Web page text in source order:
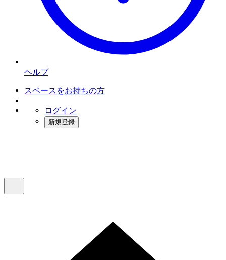
ヘルプ
スペースをお持ちの方
ログイン
新規登録